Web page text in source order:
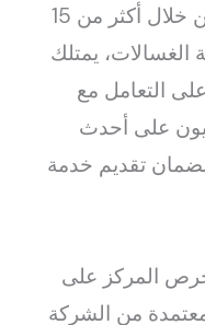
مركز صيانة اندست غسالات من خلال أكثر من 15
يمتلك
التعامل مع
على أحدث
لضمان تقديم خدمة
المركز على
من الشركة